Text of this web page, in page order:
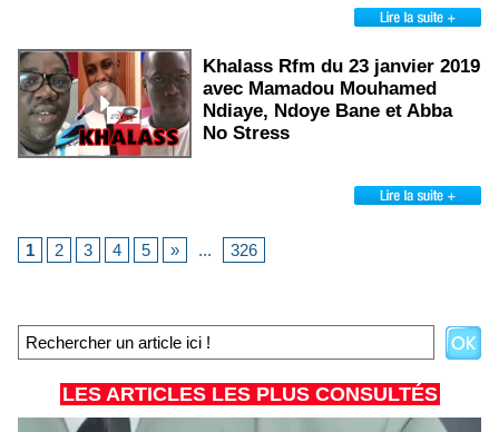
Khalass Rfm du 23 janvier 2019
avec Mamadou Mouhamed
Ndiaye, Ndoye Bane et Abba
No Stress
1 2 3 4 5 » ... 326
LES ARTICLES LES PLUS CONSULTÉS